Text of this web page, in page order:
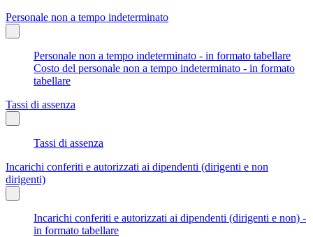
Personale non a tempo indeterminato
Personale non a tempo indeterminato - in formato tabellare
Costo del personale non a tempo indeterminato - in formato
tabellare
Tassi di assenza
Tassi di assenza
Incarichi conferiti e autorizzati ai dipendenti (dirigenti e non
dirigenti)
Incarichi conferiti e autorizzati ai dipendenti (dirigenti e non) -
in formato tabellare